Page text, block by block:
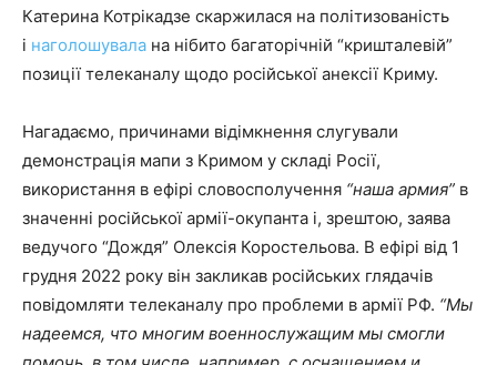
Катерина Котрікадзе скаржилася на політизованість
і наголошувала на нібито багаторічній “кришталевій”
позиції телеканалу щодо російської анексії Криму.
Нагадаємо, причинами відімкнення слугували
демонстрація мапи з Кримом у складі Росії,
використання в ефірі словосполучення “наша армия” в
значенні російської армії-окупанта і, зрештою, заява
ведучого “Дождя” Олексія Коростельова. В ефірі від 1
грудня 2022 року він закликав російських глядачів
повідомляти телеканалу про проблеми в армії РФ. “Мы
надеемся, что многим военнослужащим мы смогли